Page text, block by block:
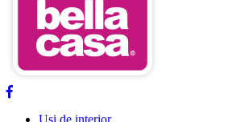
Usi de interior